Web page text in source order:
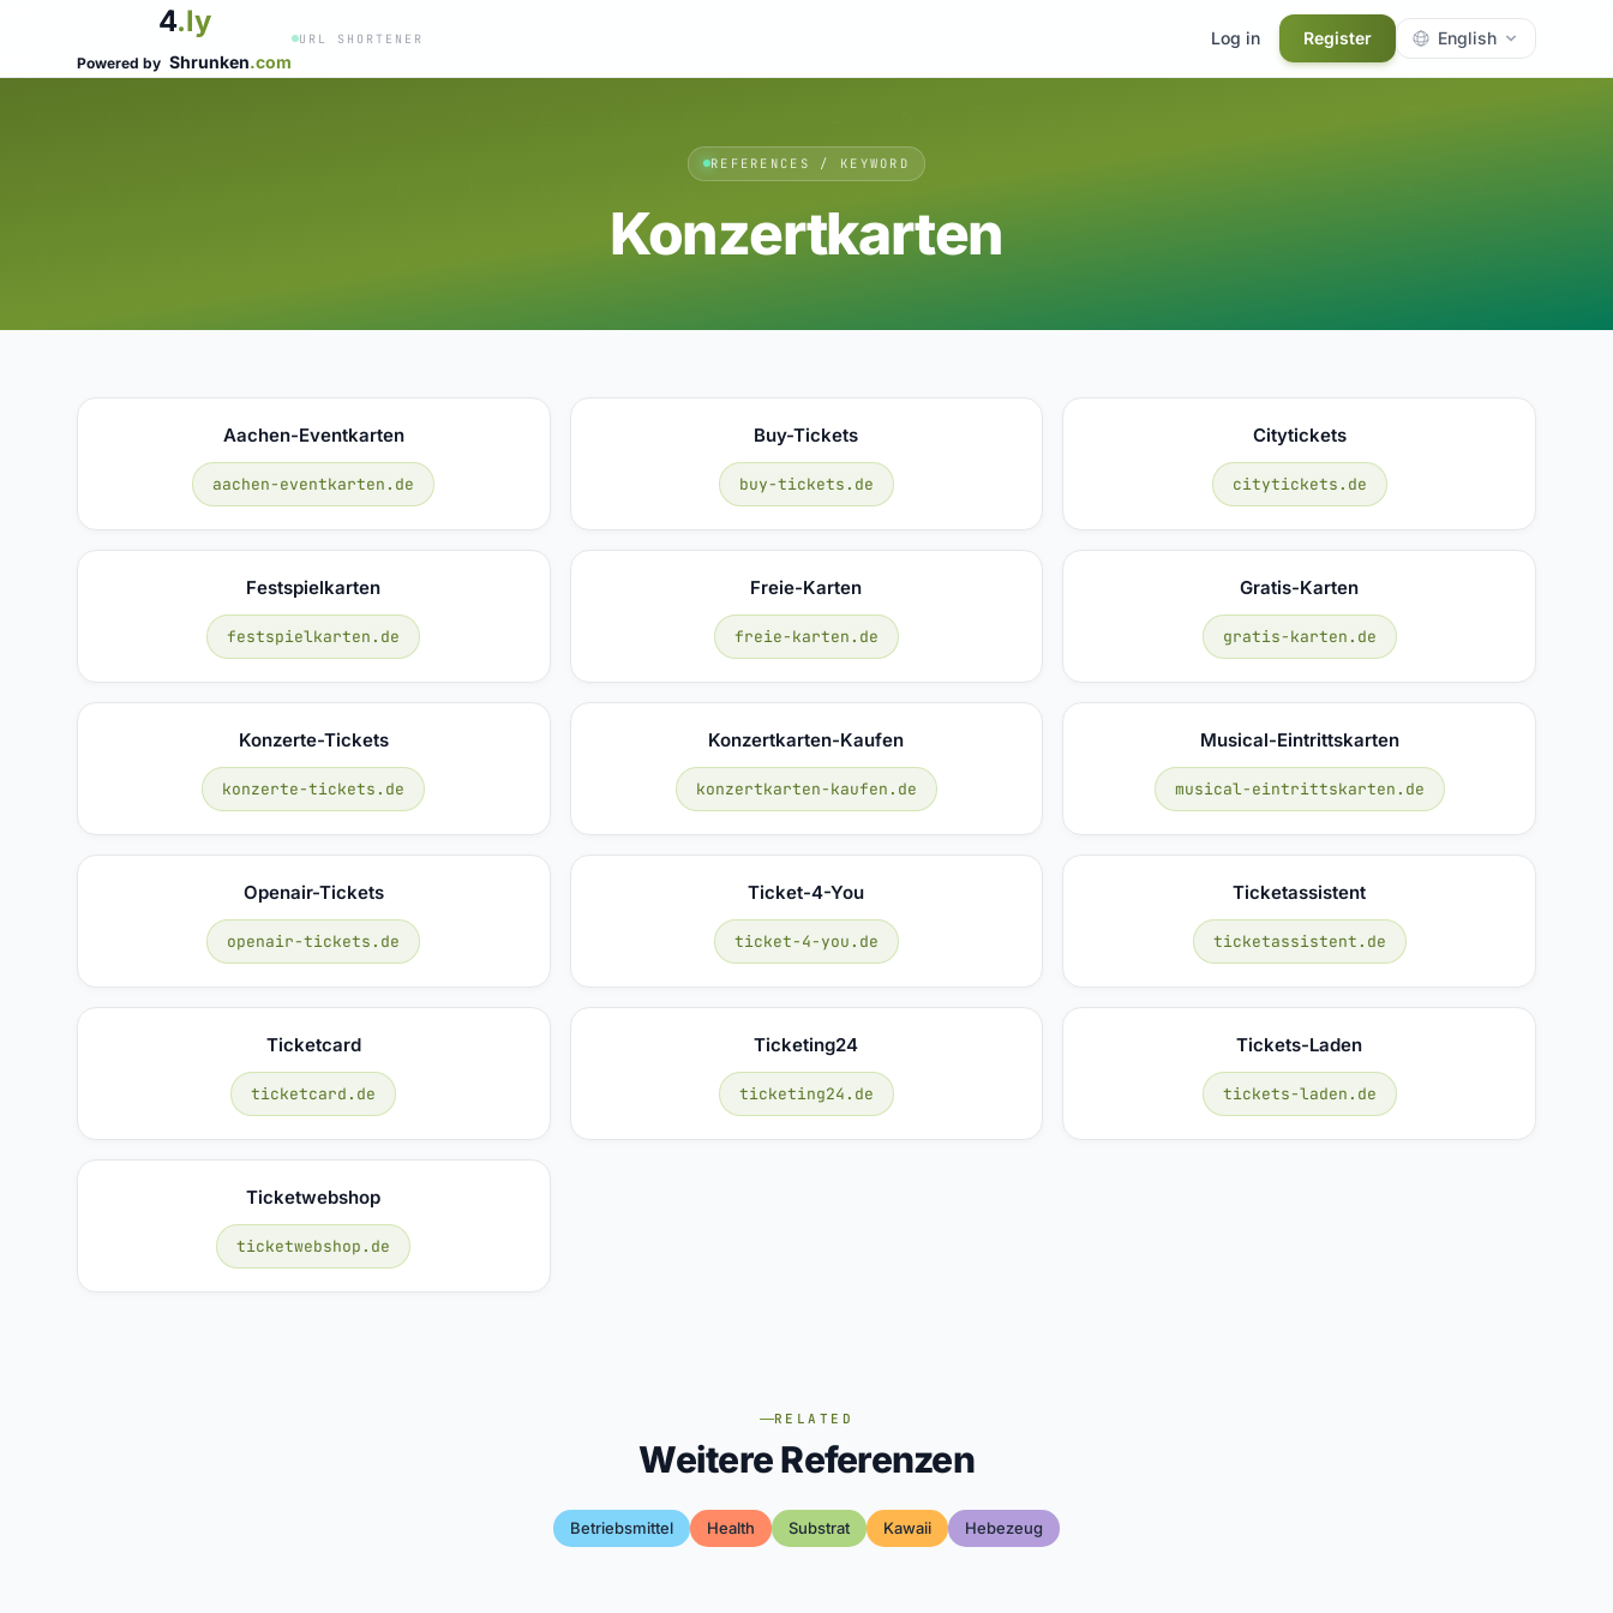
4.ly
Powered by Shrunken.com
URL SHORTENER Log in Register English
REFERENCES / KEYWORD
Konzertkarten
Aachen-Eventkarten
aachen-eventkarten.de
Buy-Tickets
buy-tickets.de
Citytickets
citytickets.de
Festspielkarten
festspielkarten.de
Freie-Karten
freie-karten.de
Gratis-Karten
gratis-karten.de
Konzerte-Tickets
konzerte-tickets.de
Konzertkarten-Kaufen
konzertkarten-kaufen.de
Musical-Eintrittskarten
musical-eintrittskarten.de
Openair-Tickets
openair-tickets.de
Ticket-4-You
ticket-4-you.de
Ticketassistent
ticketassistent.de
Ticketcard
ticketcard.de
Ticketing24
ticketing24.de
Tickets-Laden
tickets-laden.de
Ticketwebshop
ticketwebshop.de
RELATED
Weitere Referenzen
Betriebsmittel Health Substrat Kawaii Hebezeug